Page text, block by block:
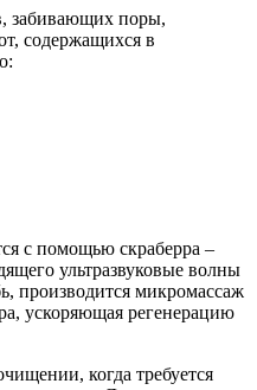
забивающих поры,
содержащихся в
с помощью скраберра –
ультразвуковые волны
производится микромассаж
ускоряющая регенерацию
когда требуется